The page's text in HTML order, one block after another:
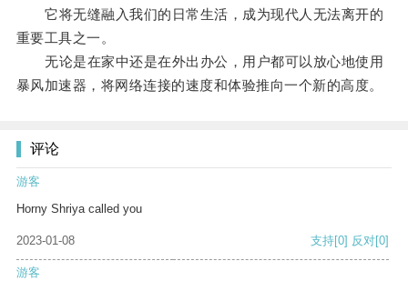
它将无缝融入我们的日常生活，成为现代人无法离开的
重要工具之一。
无论是在家中还是在外出办公，用户都可以放心地使用
暴风加速器，将网络连接的速度和体验推向一个新的高度。
评论
游客
Horny Shriya called you
2023-01-08 支持[0] 反对[0]
游客